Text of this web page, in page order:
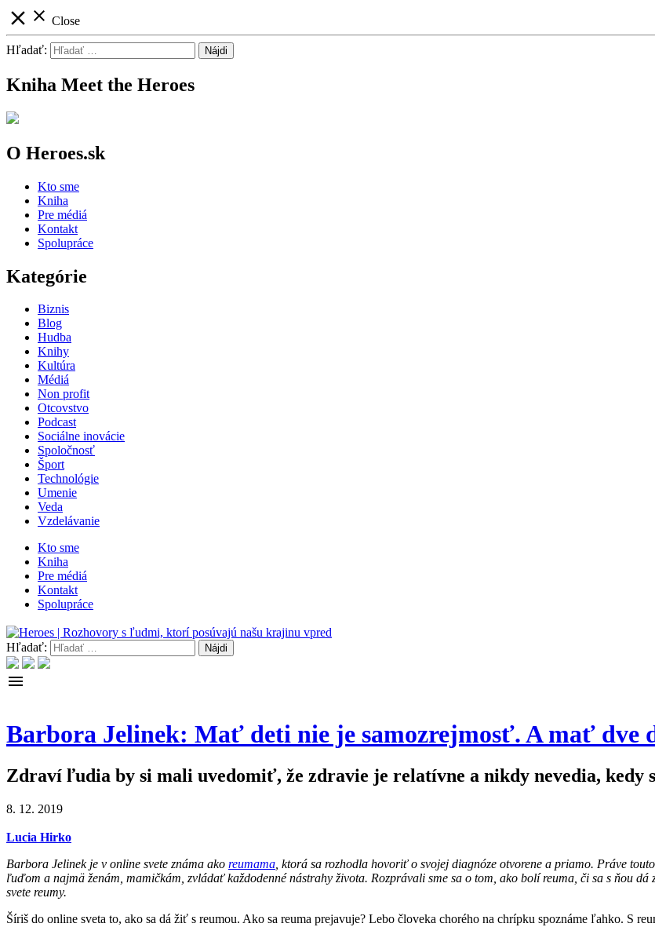
close close Close
Hľadať:
Kniha Meet the Heroes
O Heroes.sk
Kto sme
Kniha
Pre médiá
Kontakt
Spolupráce
Kategórie
Biznis
Blog
Hudba
Knihy
Kultúra
Médiá
Non profit
Otcovstvo
Podcast
Sociálne inovácie
Spoločnosť
Šport
Technológie
Umenie
Veda
Vzdelávanie
Kto sme
Kniha
Pre médiá
Kontakt
Spolupráce
Hľadať:
menu
Barbora Jelinek: Mať deti nie je samozrejmosť. A mať dve
Zdraví ľudia by si mali uvedomiť, že zdravie je relatívne a nikdy nevedia, kedy
8. 12. 2019
Lucia Hirko
Barbora Jelinek je v online svete známa ako reumama , ktorá sa rozhodla hovoriť o svojej diagnóze otvorene a priamo. Práve
ľuďom a najmä ženám, mamičkám, zvládať každodenné nástrahy života. Rozprávali sme sa o tom, ako bolí reuma, či sa s ňou
svete reumy.
Šíriš do online sveta to, ako sa dá žiť s reumou. Ako sa reuma prejavuje? Lebo človeka chorého na chrípku spoznáme ľahko. S